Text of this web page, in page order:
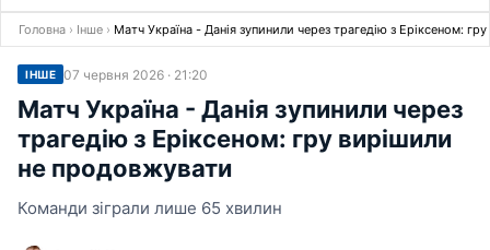
Головна › Інше › Матч Україна - Данія зупинили через трагедію з Еріксеном:
ІНШЕ 07 червня 2026 · 21:20
Матч Україна - Данія зупинили через
трагедію з Еріксеном: гру вирішили
не продовжувати
Команди зіграли лише 65 хвилин